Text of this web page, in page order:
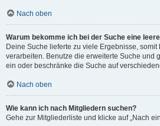
Nach oben
Warum bekomme ich bei der Suche eine
Deine Suche lieferte zu viele Ergebnisse,
verarbeiten. Benutze die erweiterte Suche und
ein oder beschränke die Suche auf
Nach oben
Wie kann ich nach Mitgliedern suchen?
Gehe zur Mitgliederliste und klicke auf „Nach